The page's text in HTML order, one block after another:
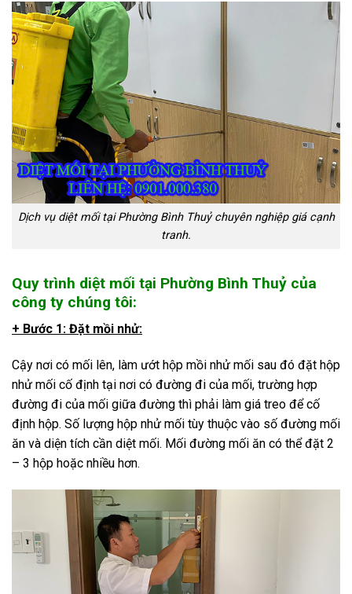
Dịch vụ diệt mối tại Phường Bình Thuỷ chuyên nghiệp giá cạnh
tranh.
Quy trình diệt mối tại Phường Bình Thuỷ của
công ty chúng tôi:
+ Bước 1: Đặt mồi nhử:
Cậy nơi có mối lên, làm ướt hộp mồi nhử mối sau đó đặt hộp
nhử mối cố định tại nơi có đường đi của mối, trường hợp
đường đi của mối giữa đường thì phải làm giá treo để cố
định hộp. Số lượng hộp nhử mối tùy thuộc vào số đường mối
ăn và diện tích cần diệt mối. Mối đường mối ăn có thể đặt 2
– 3 hộp hoặc nhiều hơn.